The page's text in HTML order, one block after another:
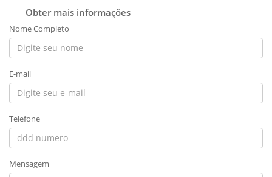
Obter mais informações
Nome Completo
E-mail
Telefone
Mensagem